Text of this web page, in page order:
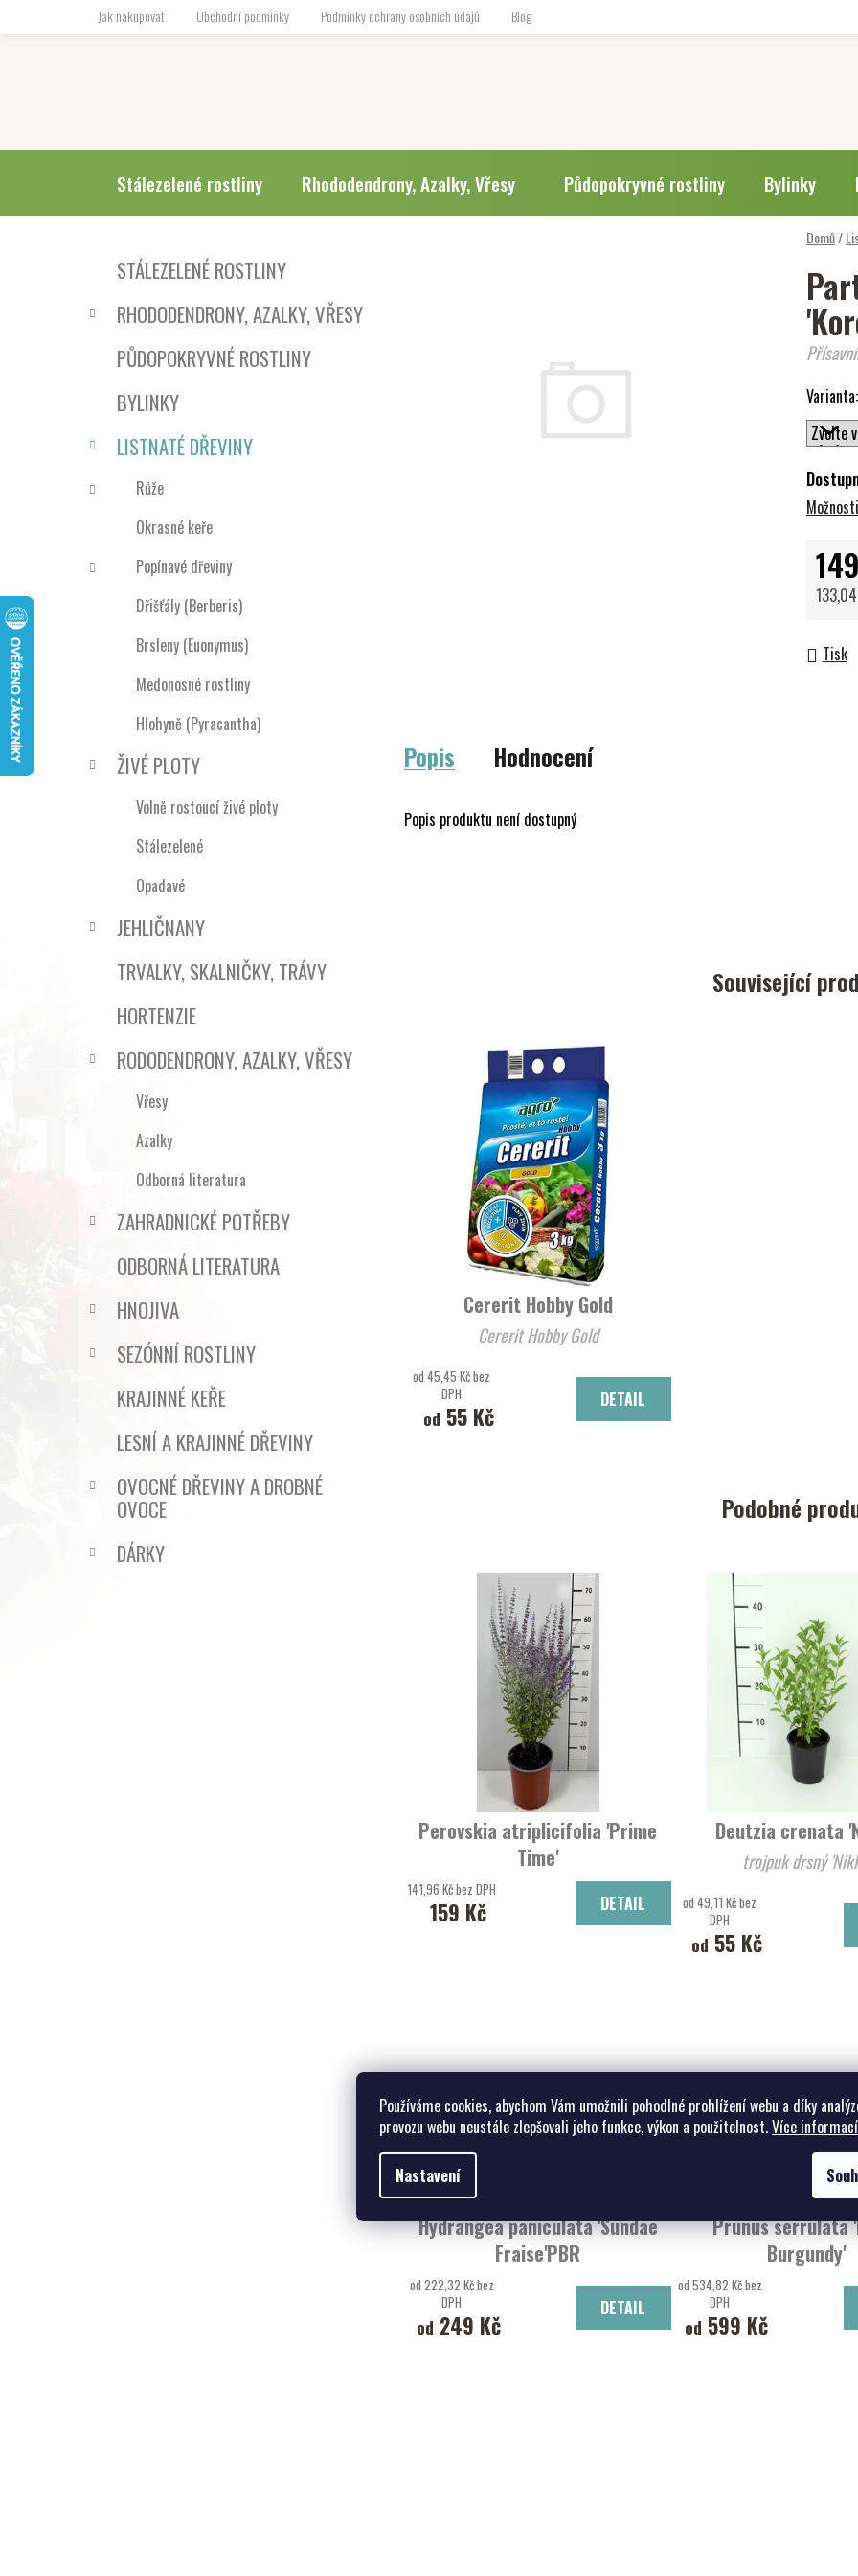
Používáme cookies, abychom Vám umožnili pohodlné prohlížení webu a díky
provozu webu neustále zlepšovali jeho funkce, výkon a použitelnost.Více informací
Nastavení
Jak nakupovat Obchodní podmínky Podmínky ochrany osobních údajů Blog
Stálezelené rostliny Rhododendrony, Azalky, Vřesy Půdopokryvné rostliny Bylinky
Domů/
Přeskočit
kategorie
e
STÁLEZELENÉ ROSTLINY
RHODODENDRONY, AZALKY, VŘESY
PŮDOPOKRYVNÉ ROSTLINY
BYLINKY
LISTNATÉ DŘEVINY
Růže
Okrasné keře
Popínavé dřeviny
Dřišťály (Berberis)
Brsleny (Euonymus)
Medonosné rostliny
Hlohyně (Pyracantha)
ŽIVÉ PLOTY
Volně rostoucí živé ploty
Stálezelené
Opadavé
JEHLIČNANY
TRVALKY, SKALNIČKY, TRÁVY
HORTENZIE
RODODENDRONY, AZALKY, VŘESY
Vřesy
Azalky
Odborná literatura
ZAHRADNICKÉ POTŘEBY
ODBORNÁ LITERATURA
HNOJIVA
SEZÓNNÍ ROSTLINY
KRAJINNÉ KEŘE
LESNÍ A KRAJINNÉ DŘEVINY
OVOCNÉ DŘEVINY A DROBNÉ
OVOCE
DÁRKY
Varianta:
Tisk
Popis Hodnocení
Popis produktu není dostupný
Související
Cererit Hobby Gold
Cererit Hobby Gold
od 45,45 Kč bez
DPH
od 55 Kč
DETAIL
Podobné
Perovskia atriplicifolia 'Prime
Time'
Perovskie lebedolistá
141,96 Kč bez DPH
159 Kč DETAIL
Deutzia crenata
trojpuk
od 49,11 Kč bez
DPH
od 55 Kč
Hydrangea paniculata 'Sundae
Fraise'PBR
Hortenzie latnatá 'Sundae Fraise'
od 222,32 Kč bez
DPH
od 249 Kč
DETAIL
Prunus serrulata
Burgundy'
od 534,82 Kč bez
DPH
od 599 Kč